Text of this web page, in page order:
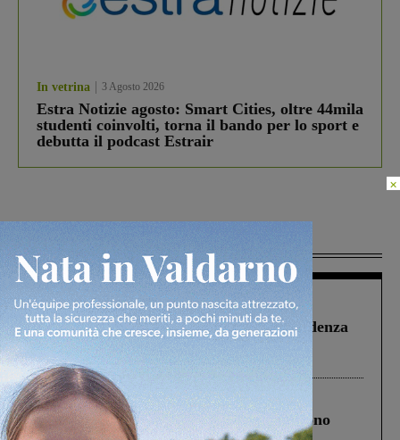
In vetrina 3 Agosto 2026
Estra Notizie agosto: Smart Cities, oltre 44mila
studenti coinvolti, torna il bando per lo sport e
debutta il podcast Estrair
Più lette
Figline Incisa Valdarno 1 Agosto 2026
Piscina di Figline finanziata oltre la scadenza
Pnrr, il gruppo di Fratelli d’Italia: “Un
ringraziamento al Governo”
Cronaca 4 Agosto 2026
Un anno fa la strage in A1 in cui morirono
Gianni, Giulia e Franco. Lo schianto, il
×